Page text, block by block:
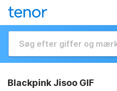
Blackpink Jisoo GIF